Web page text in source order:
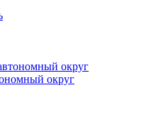
округ
округ